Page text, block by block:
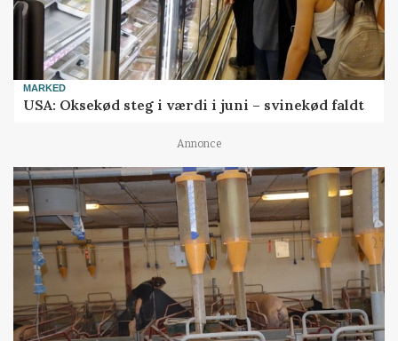
MARKED
USA: Oksekød steg i værdi i juni – svinekød faldt
Annonce